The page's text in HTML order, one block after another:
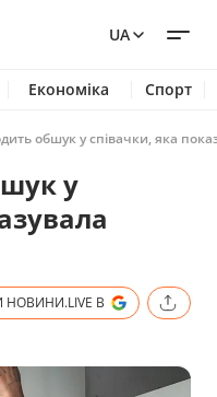
UA
Економіка Спорт
обшук у співачки, яка
у
НОВИНИ.LIVE В